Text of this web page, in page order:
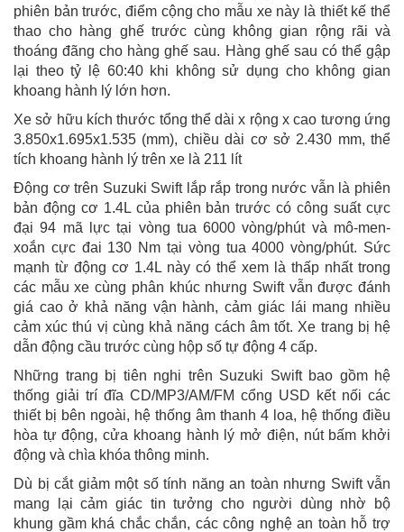
phiên bản trước, điểm cộng cho mẫu xe này là thiết kế thể
thao cho hàng ghế trước cùng không gian rộng rãi và
thoáng đãng cho hàng ghế sau. Hàng ghế sau có thể gập
lại theo tỷ lệ 60:40 khi không sử dụng cho không gian
khoang hành lý lớn hơn.
Xe sở hữu kích thước tổng thể dài x rộng x cao tương ứng
3.850x1.695x1.535 (mm), chiều dài cơ sở 2.430 mm, thể
tích khoang hành lý trên xe là 211 lít
Động cơ trên Suzuki Swift lắp rắp trong nước vẫn là phiên
bản động cơ 1.4L của phiên bản trước có công suất cực
đại 94 mã lực tại vòng tua 6000 vòng/phút và mô-men-
xoắn cực đai 130 Nm tại vòng tua 4000 vòng/phút. Sức
mạnh từ động cơ 1.4L này có thể xem là thấp nhất trong
các mẫu xe cùng phân khúc nhưng Swift vẫn được đánh
giá cao ở khả năng vận hành, cảm giác lái mang nhiều
cảm xúc thú vị cùng khả năng cách âm tốt. Xe trang bị hệ
dẫn động cầu trước cùng hộp số tự động 4 cấp.
Những trang bị tiên nghi trên Suzuki Swift bao gồm hệ
thống giải trí đĩa CD/MP3/AM/FM cổng USD kết nối các
thiết bị bên ngoài, hệ thống âm thanh 4 loa, hệ thống điều
hòa tự động, cửa khoang hành lý mở điện, nút bấm khởi
động và chìa khóa thông minh.
Dù bị cắt giảm một số tính năng an toàn nhưng Swift vẫn
mang lại cảm giác tin tưởng cho người dùng nhờ bộ
khung gầm khá chắc chắn, các công nghệ an toàn hỗ trợ